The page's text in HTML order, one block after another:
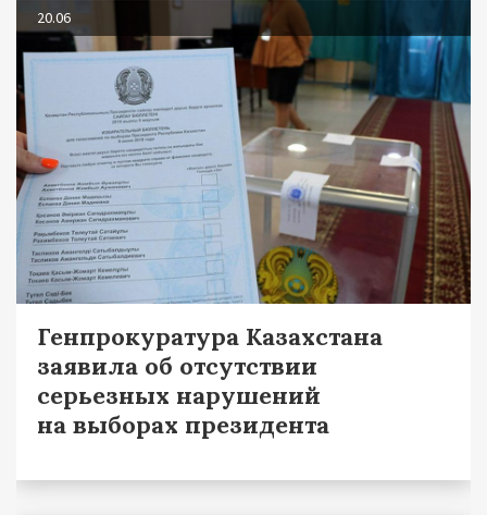
20.06
Генпрокуратура Казахстана
заявила об отсутствии
серьезных нарушений
на выборах президента